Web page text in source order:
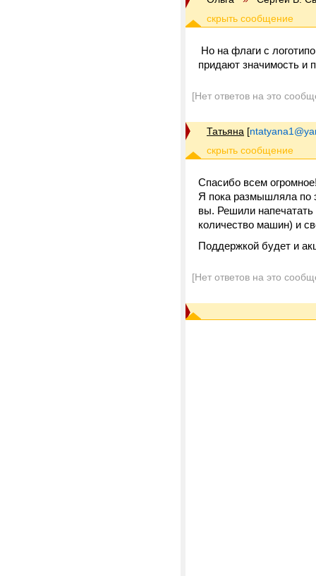
Но на флаги с
придают значимость и
[Нет ответов на это
Татьяна [
Спасибо всем
Я пока размышляла по
вы. Решили
количество машин) и
Поддержкой будет и
[Нет ответов на это